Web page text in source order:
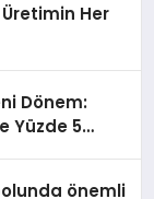
Her
Dönem:
Yüzde 5
önemli